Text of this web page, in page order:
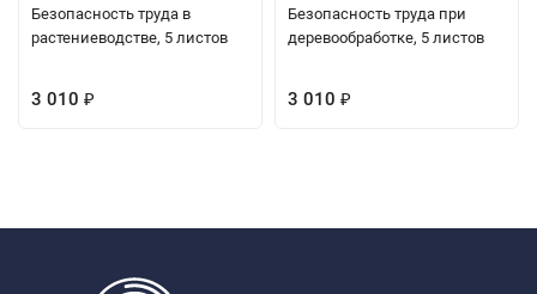
Безопасность труда в
растениеводстве, 5 листов
3 010 ₽
Безопасность труда при
деревообработке, 5 листов
3 010 ₽